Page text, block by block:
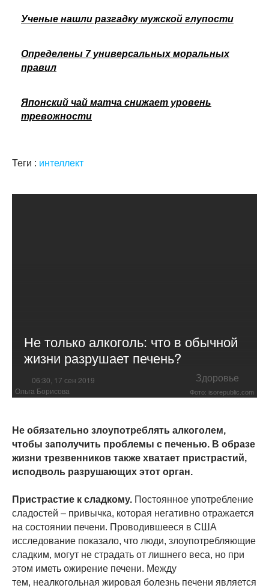
Ученые нашли разгадку мужской глупости
Определены 7 универсальных моральных
правил
Японский чай матча снижает уровень
тревожности
Теги : интеллект
Не только алкоголь: что в обычной
жизни разрушает печень?
06:30, 17 сен 2019 Здоровье
Ольга Борисова Фото: isorepublic.com
Не обязательно злоупотреблять алкоголем,
чтобы заполучить проблемы с печенью. В образе
жизни трезвенников также хватает пристрастий,
исподволь разрушающих этот орган.
Пристрастие к сладкому. Постоянное употребление
сладостей – привычка, которая негативно отражается
на состоянии печени. Проводившееся в США
исследование показало, что люди, злоупотребляющие
сладким, могут не страдать от лишнего веса, но при
этом иметь ожирение печени. Между
тем, неалкогольная жировая болезнь печени является